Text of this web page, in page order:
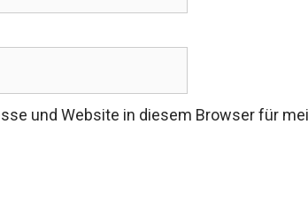
und Website in diesem Browser für